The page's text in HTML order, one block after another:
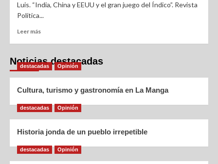
Luis. “India, China y EEUU y el gran juego del Índico”. Revista
Política...
Leer más
Noticias destacadas
destacadas Opinión
Cultura, turismo y gastronomía en La Manga
destacadas Opinión
Historia jonda de un pueblo irrepetible
destacadas Opinión